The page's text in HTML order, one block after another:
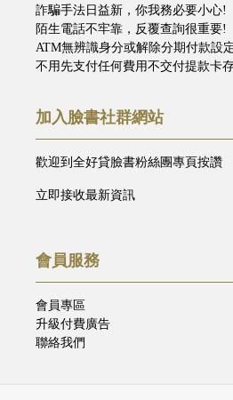
詐騙手法日益新，你我務必要小心!
陌生電話不牢靠，反覆查詢很重要!
ATM無辨識身分或解除分期付款設
不用先支付任何費用不交付提款卡
加入臉書社群網站
歡迎到全好貸臉書粉絲團專頁按讚
立即接收最新資訊
會員服務
會員專區
升級付費廣告
聯絡我們